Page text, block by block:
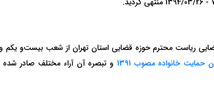
می‌دارد: براساس گزارش شماره 9001/45/8 مورخ 1394/02/19 معاون قضایی ریاست محترم حوزه قضایی استان
و تبصره آن آراء مختلف صادر